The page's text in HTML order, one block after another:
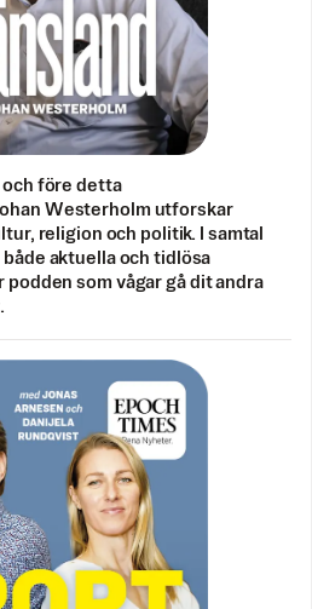
före detta
Westerholm utforskar
religion och politik. I samtal
aktuella och tidlösa
podden som vågar gå dit andra